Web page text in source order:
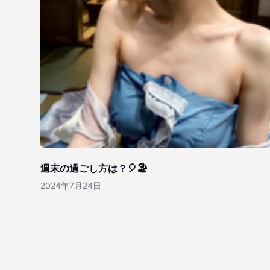
週末の過ごし方は？🎈🏖️
2024年7月24日